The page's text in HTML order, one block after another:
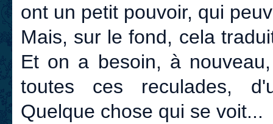
ont un petit pouvoir, qui
Mais, sur le fond, cela
Et on a besoin, à
toutes ces reculades,
Quelque chose qui se voit...